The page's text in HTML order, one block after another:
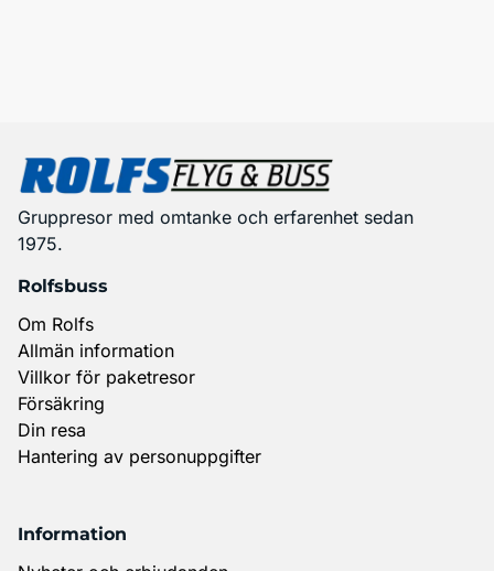
Gruppresor med omtanke och erfarenhet sedan
1975.
Rolfsbuss
Om Rolfs
Allmän information
Villkor för paketresor
Försäkring
Din resa
Hantering av personuppgifter
Information